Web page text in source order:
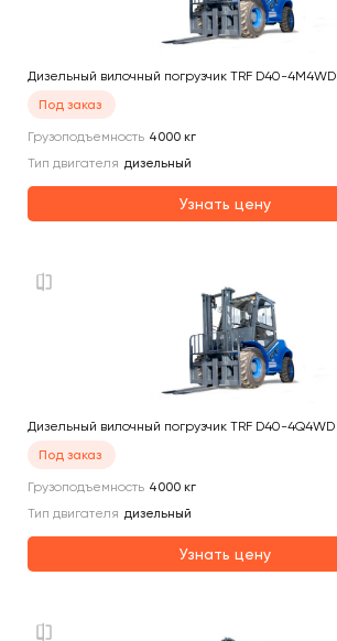
Дизельный вилочный погрузчик TRF D40-4M4WD
Под заказ
Грузоподъемность 4000 кг
Тип двигателя дизельный
Узнать цену
Дизельный вилочный погрузчик TRF D40-4Q4WD
Под заказ
Грузоподъемность 4000 кг
Тип двигателя дизельный
Узнать цену